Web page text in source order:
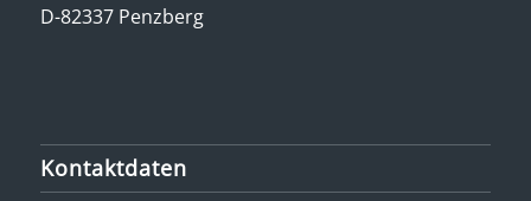
D-82337 Penzberg
Kontaktdaten